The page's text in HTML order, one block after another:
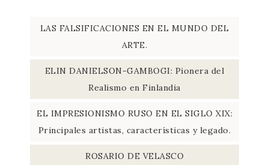
LAS FALSIFICACIONES EN EL MUNDO DEL
ARTE.
ELIN DANIELSON-GAMBOGI: Pionera del
Realismo en Finlandia
EL IMPRESIONISMO RUSO EN EL SIGLO XIX:
Principales artistas, características y legado.
ROSARIO DE VELASCO